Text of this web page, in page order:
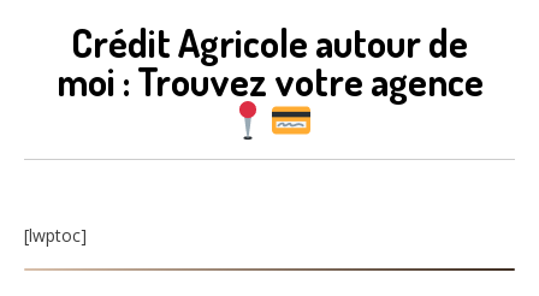
Crédit Agricole autour de
moi : Trouvez votre agence
[lwptoc]